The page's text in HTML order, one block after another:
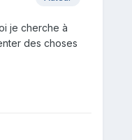
je cherche à
des choses